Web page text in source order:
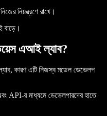
নিয়ন্ত্রণে রাখে।
বাড়ে।
এআই ল্যাব?
কারণ এটি নিজস্ব মডেল ডেভেলপ
API-র মাধ্যমে ডেভেলপারদের হাতে